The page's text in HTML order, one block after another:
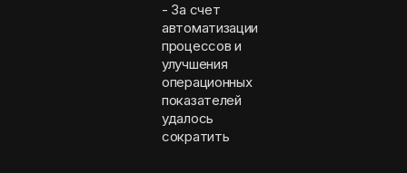
- За счет
автоматизации
процессов и
улучшения
операционных
показателей
удалось
сократить